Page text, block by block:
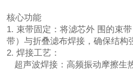
核心功能
1. 束带固定：将滤芯外 围的束
带）与折叠滤布焊接，确保结构
2. 焊接工艺：
超声波焊接：高频振动摩擦生